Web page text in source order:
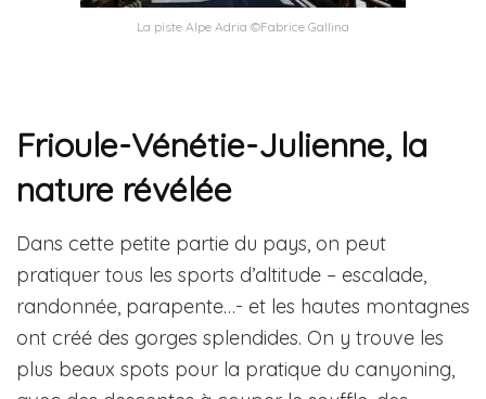
La piste Alpe Adria ©Fabrice Gallina
Frioule-Vénétie-Julienne, la
nature révélée
Dans cette petite partie du pays, on peut
pratiquer tous les sports d’altitude – escalade,
randonnée, parapente…- et les hautes montagnes
ont créé des gorges splendides. On y trouve les
plus beaux spots pour la pratique du canyoning,